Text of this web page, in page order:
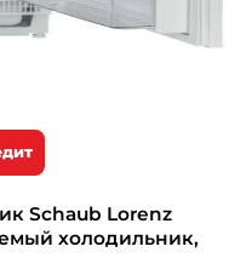
Schaub Lorenz
холодильник,